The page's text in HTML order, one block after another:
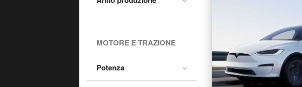
MOTORE E TRAZIONE
Potenza